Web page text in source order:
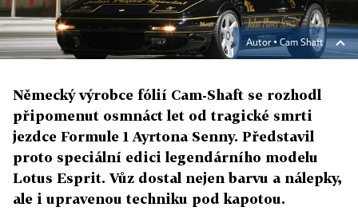
Autor ▪ Cam Shaft
Německý výrobce fólií Cam-Shaft se rozhodl
připomenut osmnáct let od tragické smrti
jezdce Formule 1 Ayrtona Senny. Představil
proto speciální edici legendárního modelu
Lotus Esprit. Vůz dostal nejen barvu a nálepky,
ale i upravenou techniku pod kapotou.